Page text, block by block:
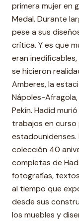
primera mujer en
Medal. Durante
pese a sus
crítica. Y es que
eran
se hicieron
Amberes, la
Nápoles-
Pekín. Hadid
trabajos en
estadounidenses.
colección 40
completas de
fotografías,
al tiempo que
desde sus
los muebles y